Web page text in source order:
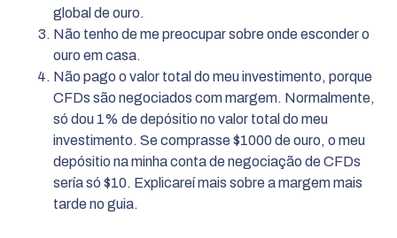
global de ouro.
Não tenho de me preocupar sobre onde esconder o
ouro em casa.
Não pago o valor total do meu investimento, porque
CFDs são negociados com margem. Normalmente,
só dou 1% de depósitio no valor total do meu
investimento. Se comprasse $1000 de ouro, o meu
depósitio na minha conta de negociação de CFDs
sería só $10. Explicareí mais sobre a margem mais
tarde no guia.